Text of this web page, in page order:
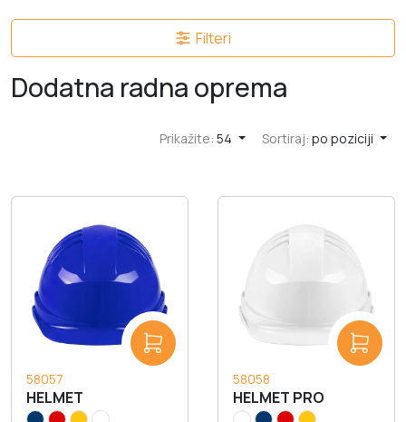
Filteri
Dodatna radna oprema
Prikažite:54 Sortiraj:po poziciji
58057
HELMET
58058
HELMET PRO